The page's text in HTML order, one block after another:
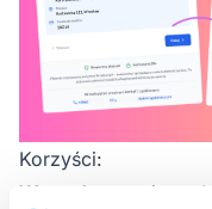
Korzyści:
Wygoda
- pacjent